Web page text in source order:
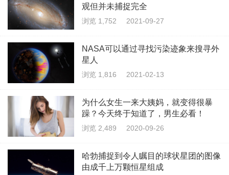
观但并未捕捉完全
浏览 1,752 2021-09-27
NASA可以通过寻找污染迹象来搜寻外
星人
浏览 1,816 2021-02-13
为什么女生一来大姨妈，就变得很暴
躁？今天终于知道了，男生必看！
浏览 2,489 2020-09-26
哈勃捕捉到令人瞩目的球状星团的图像
由成千上万颗恒星组成